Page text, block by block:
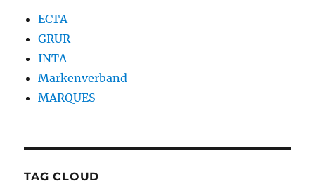
ECTA
GRUR
INTA
Markenverband
MARQUES
TAG CLOUD